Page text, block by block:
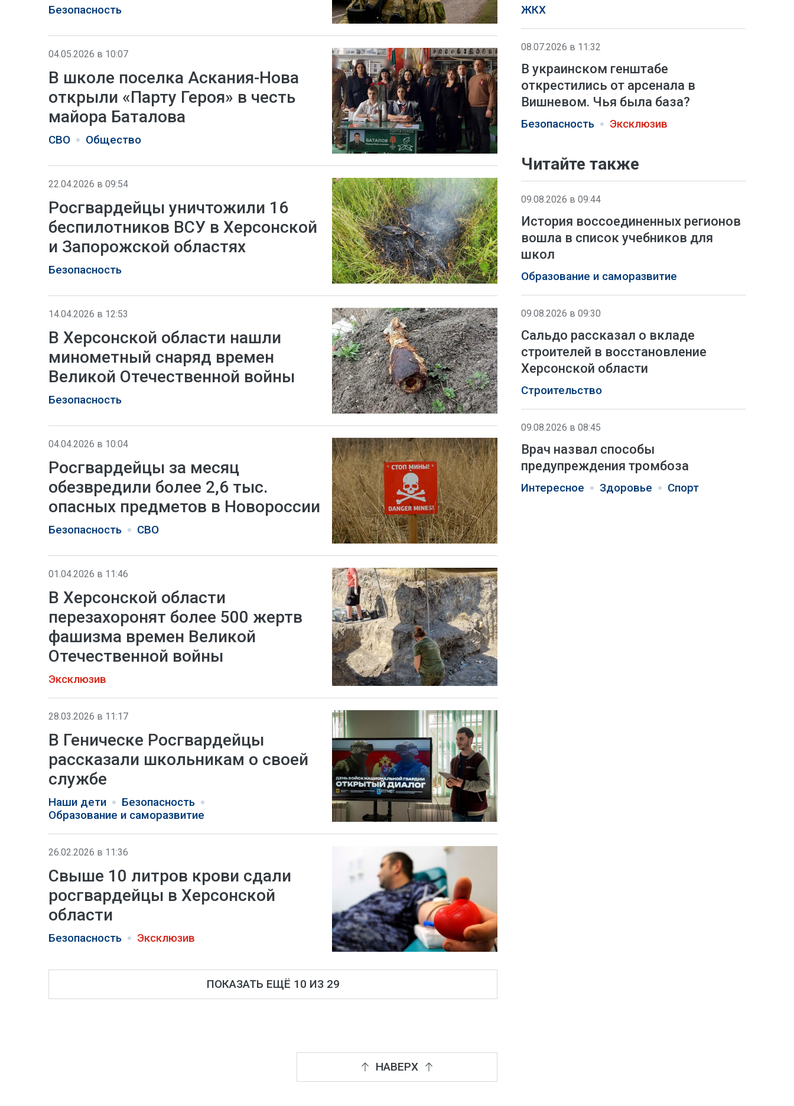
Безопасность
04.05.2026 в 10:07
В школе поселка Аскания-Нова
открыли «Парту Героя» в честь
майора Баталова
СВО Общество
22.04.2026 в 09:54
Росгвардейцы уничтожили 16
беспилотников ВСУ в Херсонской
и Запорожской областях
Безопасность
14.04.2026 в 12:53
В Херсонской области нашли
минометный снаряд времен
Великой Отечественной войны
Безопасность
04.04.2026 в 10:04
Росгвардейцы за месяц
обезвредили более 2,6 тыс.
опасных предметов в Новороссии
Безопасность СВО
01.04.2026 в 11:46
В Херсонской области
перезахоронят более 500 жертв
фашизма времен Великой
Отечественной войны
Эксклюзив
28.03.2026 в 11:17
В Геническе Росгвардейцы
рассказали школьникам о своей
службе
Наши дети
Безопасность
Образование и саморазвитие
26.02.2026 в 11:36
Свыше 10 литров крови сдали
росгвардейцы в Херсонской
области
Безопасность Эксклюзив
ПОКАЗАТЬ ЕЩЁ 10 ИЗ 29
ЖКХ
08.07.2026 в 11:32
В украинском генштабе
открестились от арсенала в
Вишневом. Чья была база?
Безопасность Эксклюзив
Читайте также
09.08.2026 в 09:44
История воссоединенных регионов
вошла в список учебников для
школ
Образование и саморазвитие
09.08.2026 в 09:30
Сальдо рассказал о вкладе
строителей в восстановление
Херсонской области
Строительство
09.08.2026 в 08:45
Врач назвал способы
предупреждения тромбоза
Интересное Здоровье Спорт
НАВЕРХ